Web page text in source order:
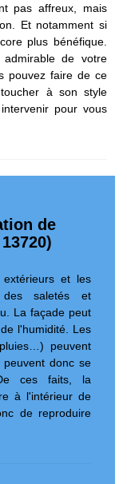
pas affreux, mais
Et notamment si
plus bénéfique.
de votre
pouvez faire de ce
à son style
pour vous
de
et les
saletés et
La façade peut
l'humidité. Les
peuvent
donc se
ces faits, la
à l'intérieur de
de reproduire